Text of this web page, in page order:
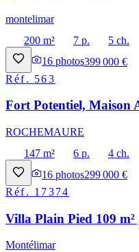
montelimar
200 m²
7 p. 5 ch.
16 photos399 000 €
Réf. 563
Fort Potentiel, Maison
ROCHEMAURE
147 m²
6 p. 4 ch.
16 photos299 000 €
Réf. 17374
Villa Plain Pied 109 m²
Montélimar